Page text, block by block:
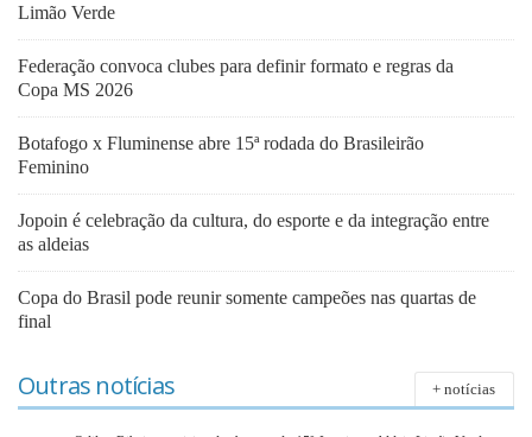
Limão Verde
Federação convoca clubes para definir formato e regras da
Copa MS 2026
Botafogo x Fluminense abre 15ª rodada do Brasileirão
Feminino
Jopoin é celebração da cultura, do esporte e da integração entre
as aldeias
Copa do Brasil pode reunir somente campeões nas quartas de
final
Outras notícias + notícias